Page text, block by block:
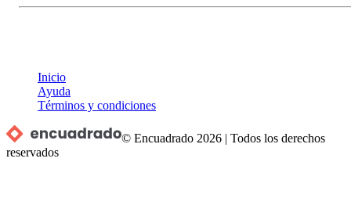
Inicio
Ayuda
Términos y condiciones
© Encuadrado 2026 |Todos los derechos
reservados